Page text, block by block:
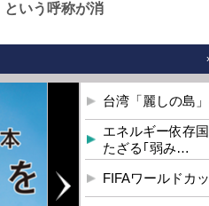
という呼称が消
台湾「麗しの島
エネルギー依存
たざる｢弱み…
FIFAワールドカ